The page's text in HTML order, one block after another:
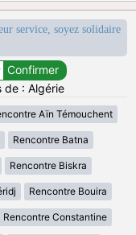
service, soyez solidaire
de : Algérie
Aïn Témouchent
Rencontre Batna
Rencontre Biskra
Rencontre Bouira
Rencontre Constantine